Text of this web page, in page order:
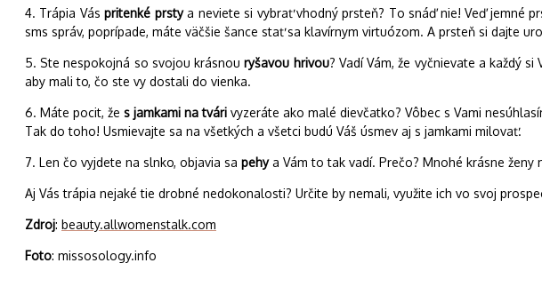
4. Trápia Vás pritenké prstya neviete si vybrať vhodný prsteň? To snáď nie! Veď jemné
sms správ, poprípade, máte väčšie šance stať sa klavírnym virtuózom. A prsteň si dajte
5. Ste nespokojná so svojou krásnou ryšavou hrivou? Vadí Vám, že vyčnievate a každý
aby mali to, čo ste vy dostali do vienka.
6. Máte pocit, že s jamkami na tvári vyzeráte ako malé dievčatko? Vôbec s Vami
Tak do toho! Usmievajte sa na všetkých a všetci budú Váš úsmev aj s jamkami milovať.
7. Len čo vyjdete na slnko, objavia sa pehya Vám to tak vadí. Prečo? Mnohé krásne ženy
Aj Vás trápia nejaké tie drobné nedokonalosti? Určite by nemali, využite ich vo svoj
Zdroj: beauty.allwomenstalk.com
Foto: missosology.info